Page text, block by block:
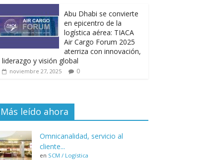
Abu Dhabi se convierte
en epicentro de la
logística aérea: TIACA
Air Cargo Forum 2025
aterriza con innovación,
liderazgo y visión global
noviembre 27, 2025 0
Más leído ahora
Omnicanalidad, servicio al
cliente...
en SCM / Logística